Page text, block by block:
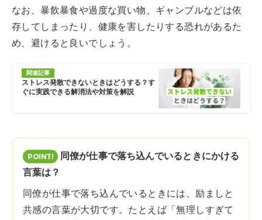
なお、暴飲暴食や過度な買い物、ギャンブルなどは依
存してしまったり、健康を害したりする恐れがあるた
め、避けると良いでしょう。
関連記事
ストレス発散できないときはどうする？す
ぐに実践できる解消法や対策を解説
同僚が仕事で落ち込んでいるときにかける
言葉は？
同僚が仕事で落ち込んでいるときには、励ましと
共感の言葉が大切です。たとえば「無理しすぎて